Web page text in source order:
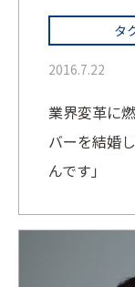
タ
2016.7.22
業界変革に
バーを結婚
んです」